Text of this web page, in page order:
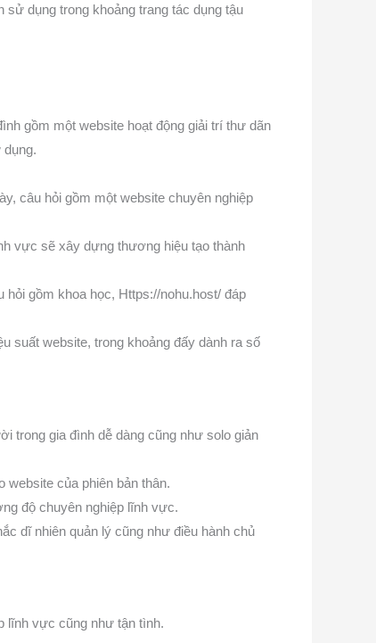
dụng trong khoảng trang tác dụng tậu
gồm một website hoạt động giải trí thư dãn
câu hỏi gồm một website chuyên nghiệp
vực sẽ xây dựng thương hiệu tạo thành
gồm khoa học, Https://nohu.host/ đáp
suất website, trong khoảng đấy dành ra số
trong gia đình dễ dàng cũng như solo giản
website của phiên bản thân.
độ chuyên nghiệp lĩnh vực.
dĩ nhiên quản lý cũng như điều hành chủ
lĩnh vực cũng như tận tình.